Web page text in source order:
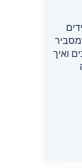
ואיך